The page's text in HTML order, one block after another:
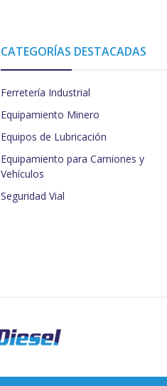
CATEGORÍAS DESTACADAS
Ferretería Industrial
Equipamiento Minero
Equipos de Lubricación
Equipamiento para Camiones y
Vehículos
Seguridad Vial